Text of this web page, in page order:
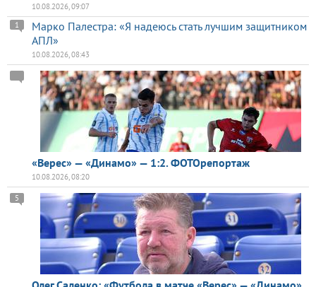
10.08.2026, 09:07
Марко Палестра: «Я надеюсь стать лучшим защитником
АПЛ»
1
10.08.2026, 08:43
«Верес» — «Динамо» — 1:2. ФОТОрепортаж
10.08.2026, 08:20
5